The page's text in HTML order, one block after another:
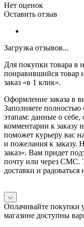
Нет оценок
Оставить отзыв
Загрузка отзывов...
Для покупки товара в
понравившийся товар
заказ «в 1 клик».
Оформление заказа в
Заполняете
этапам: данные о себе,
комментарии к заказу
поможет курьеру вас
и пожелания к
заказ». Вам придет
почту или через СМС.
доставки и
Оплачивайте покупки
магазине доступны